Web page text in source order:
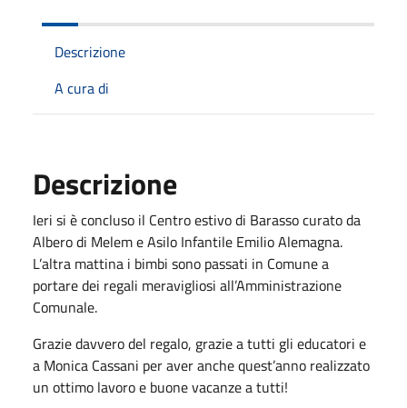
Descrizione
A cura di
Descrizione
Ieri si è concluso il Centro estivo di Barasso curato da
Albero di Melem e Asilo Infantile Emilio Alemagna.
L’altra mattina i bimbi sono passati in Comune a
portare dei regali meravigliosi all’Amministrazione
Comunale.
Grazie davvero del regalo, grazie a tutti gli educatori e
a Monica Cassani per aver anche quest’anno realizzato
un ottimo lavoro e buone vacanze a tutti!